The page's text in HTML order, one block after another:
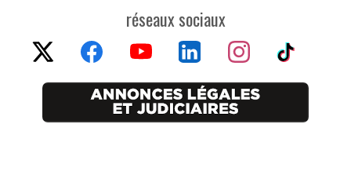
réseaux sociaux